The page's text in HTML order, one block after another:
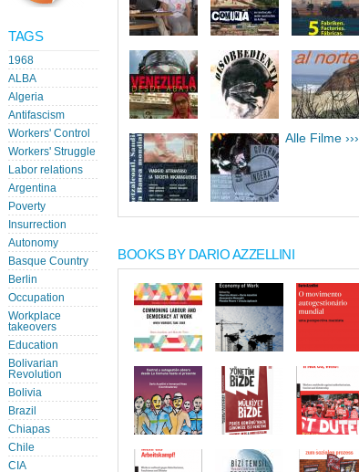
TAGS
1968
ALBA
Algeria
Antifascism
Workers' Control
Workers' Struggle
Labor relations
Argentina
Poverty
Insurrection
Autonomy
Basque Country
Berlin
Occupation
Workplace
takeovers
Education
Bolivarian
Revolution
Bolivia
Brazil
Chiapas
Chile
CIA
Alle Filme ›››
BOOKS BY DARIO AZZELLINI